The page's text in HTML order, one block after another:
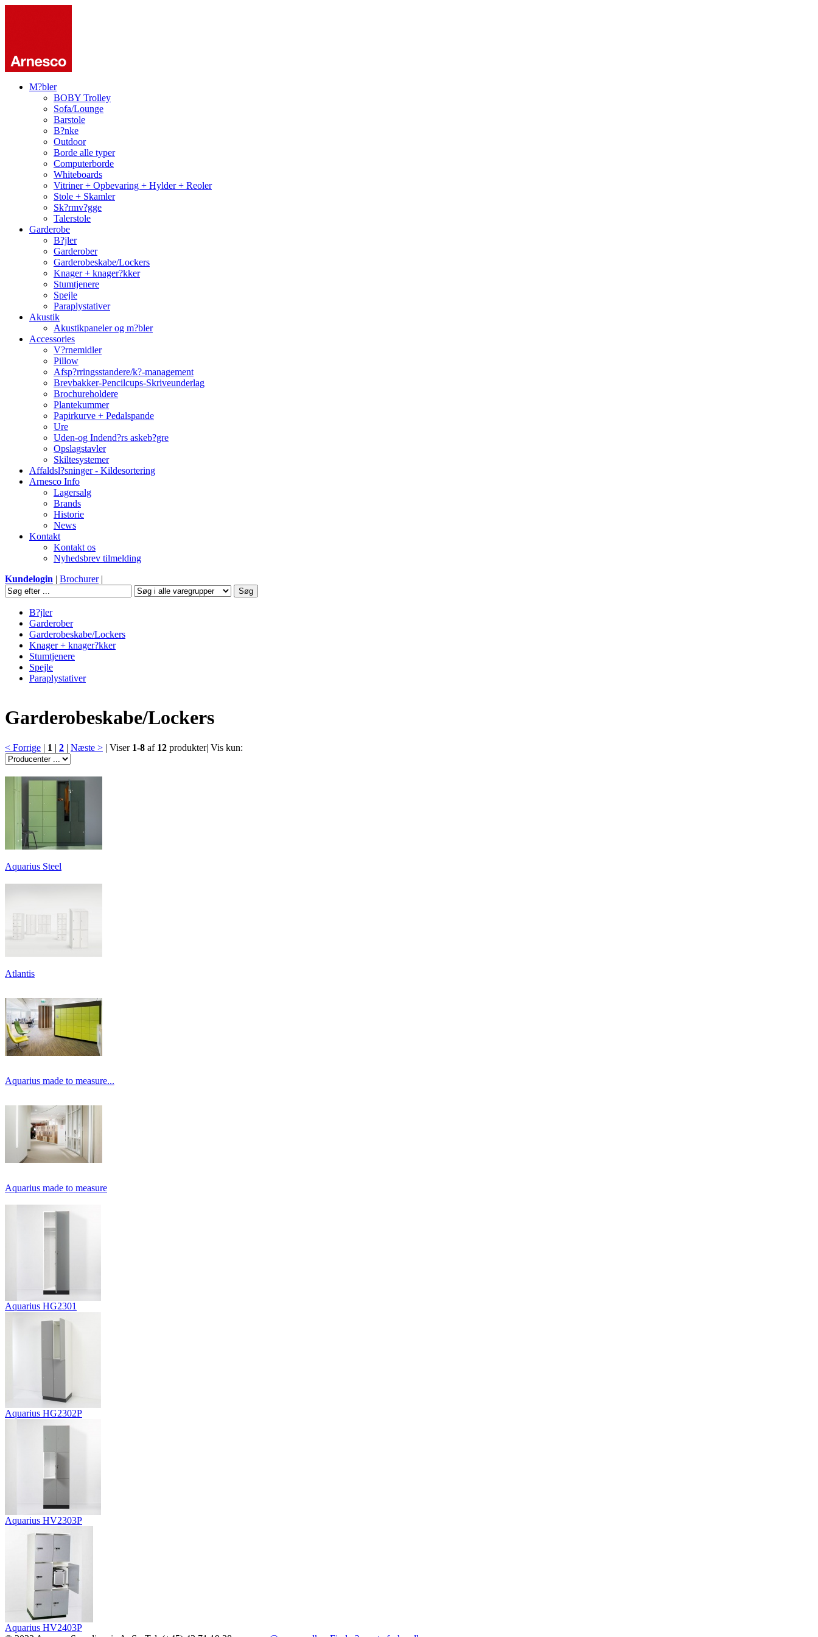
M?bler
BOBY Trolley
Sofa/Lounge
Barstole
B?nke
Outdoor
Borde alle typer
Computerborde
Whiteboards
Vitriner + Opbevaring + Hylder + Reoler
Stole + Skamler
Sk?rmv?gge
Talerstole
Garderobe
B?jler
Garderober
Garderobeskabe/Lockers
Knager + knager?kker
Stumtjenere
Spejle
Paraplystativer
Akustik
Akustikpaneler og m?bler
Accessories
V?rnemidler
Pillow
Afsp?rringsstandere/k?-management
Brevbakker-Pencilcups-Skriveunderlag
Brochureholdere
Plantekummer
Papirkurve + Pedalspande
Ure
Uden-og Indend?rs askeb?gre
Opslagstavler
Skiltesystemer
Affaldsl?sninger - Kildesortering
Arnesco Info
Lagersalg
Brands
Historie
News
Kontakt
Kontakt os
Nyhedsbrev tilmelding
Kundelogin | Brochurer|
B?jler
Garderober
Garderobeskabe/Lockers
Knager + knager?kker
Stumtjenere
Spejle
Paraplystativer
Garderobeskabe/Lockers
< Forrige | 1 | 2 | Næste > | Viser 1-8 af 12 produkter| Vis kun:
Aquarius Steel
Atlantis
Aquarius made to measure...
Aquarius made to measure
Aquarius HG2301
Aquarius HG2302P
Aquarius HV2303P
Aquarius HV2403P